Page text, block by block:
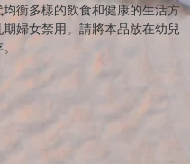
衡多樣的飲食和健康的生活方
婦女禁用。請將本品放在幼兒